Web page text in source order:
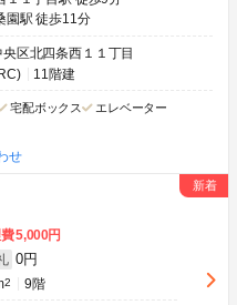
園駅 徒歩11分
区北四条西１１丁目
11階建
宅配ボックス エレベーター
せ
5,000円
0円
2 9階